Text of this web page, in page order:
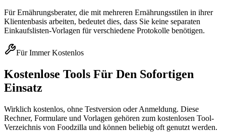
Für Ernährungsberater, die mit mehreren Ernährungsstilen in ihrer
Klientenbasis arbeiten, bedeutet dies, dass Sie keine separaten
Einkaufslisten-Vorlagen für verschiedene Protokolle benötigen.
Für Immer Kostenlos
Kostenlose Tools Für Den Sofortigen
Einsatz
Wirklich kostenlos, ohne Testversion oder Anmeldung. Diese
Rechner, Formulare und Vorlagen gehören zum kostenlosen Tool-
Verzeichnis von Foodzilla und können beliebig oft genutzt werden.